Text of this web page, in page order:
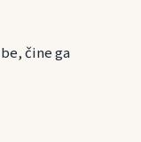
čine ga